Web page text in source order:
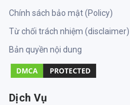
Chính sách bảo mật (Policy)
Từ chối trách nhiệm (disclaimer)
Bản quyền nội dung
Dịch Vụ